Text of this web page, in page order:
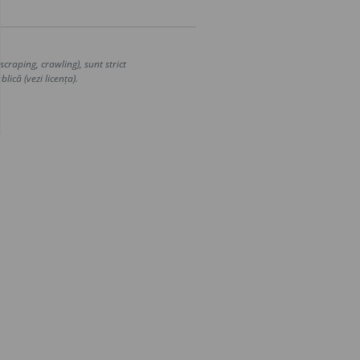
crawling), sunt strict
(vezi licența).